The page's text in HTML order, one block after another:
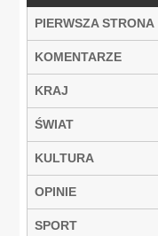
PIERWSZA STRONA
KOMENTARZE
KRAJ
ŚWIAT
KULTURA
OPINIE
SPORT